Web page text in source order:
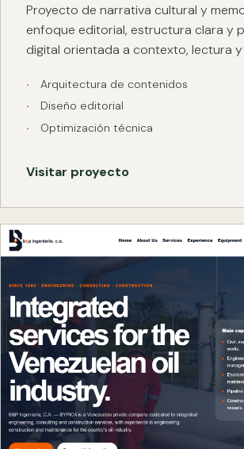
Proyecto de narrativa cultural y
enfoque editorial, estructura clara y
digital orientada a contexto, lectura
Arquitectura de contenidos
Diseño editorial
Optimización técnica
Visitar proyecto